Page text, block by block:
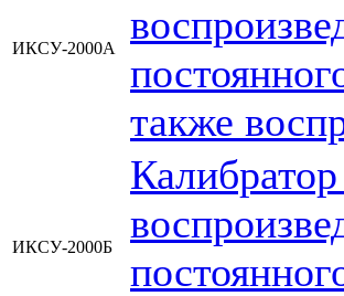
ИКСУ-2000А
также
ИКСУ-2000Б